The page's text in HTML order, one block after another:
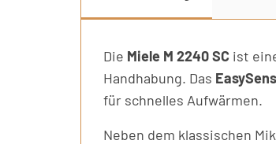
Die Miele M 2240 SC ist
Handhabung. Das
für schnelles Aufwärmen.
Neben dem klassischen